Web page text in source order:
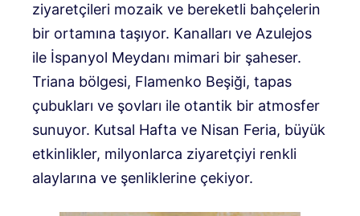
ziyaretçileri mozaik ve bereketli bahçelerin
bir ortamına taşıyor. Kanalları ve Azulejos
ile İspanyol Meydanı mimari bir şaheser.
Triana bölgesi, Flamenko Beşiği, tapas
çubukları ve şovları ile otantik bir atmosfer
sunuyor. Kutsal Hafta ve Nisan Feria, büyük
etkinlikler, milyonlarca ziyaretçiyi renkli
alaylarına ve şenliklerine çekiyor.